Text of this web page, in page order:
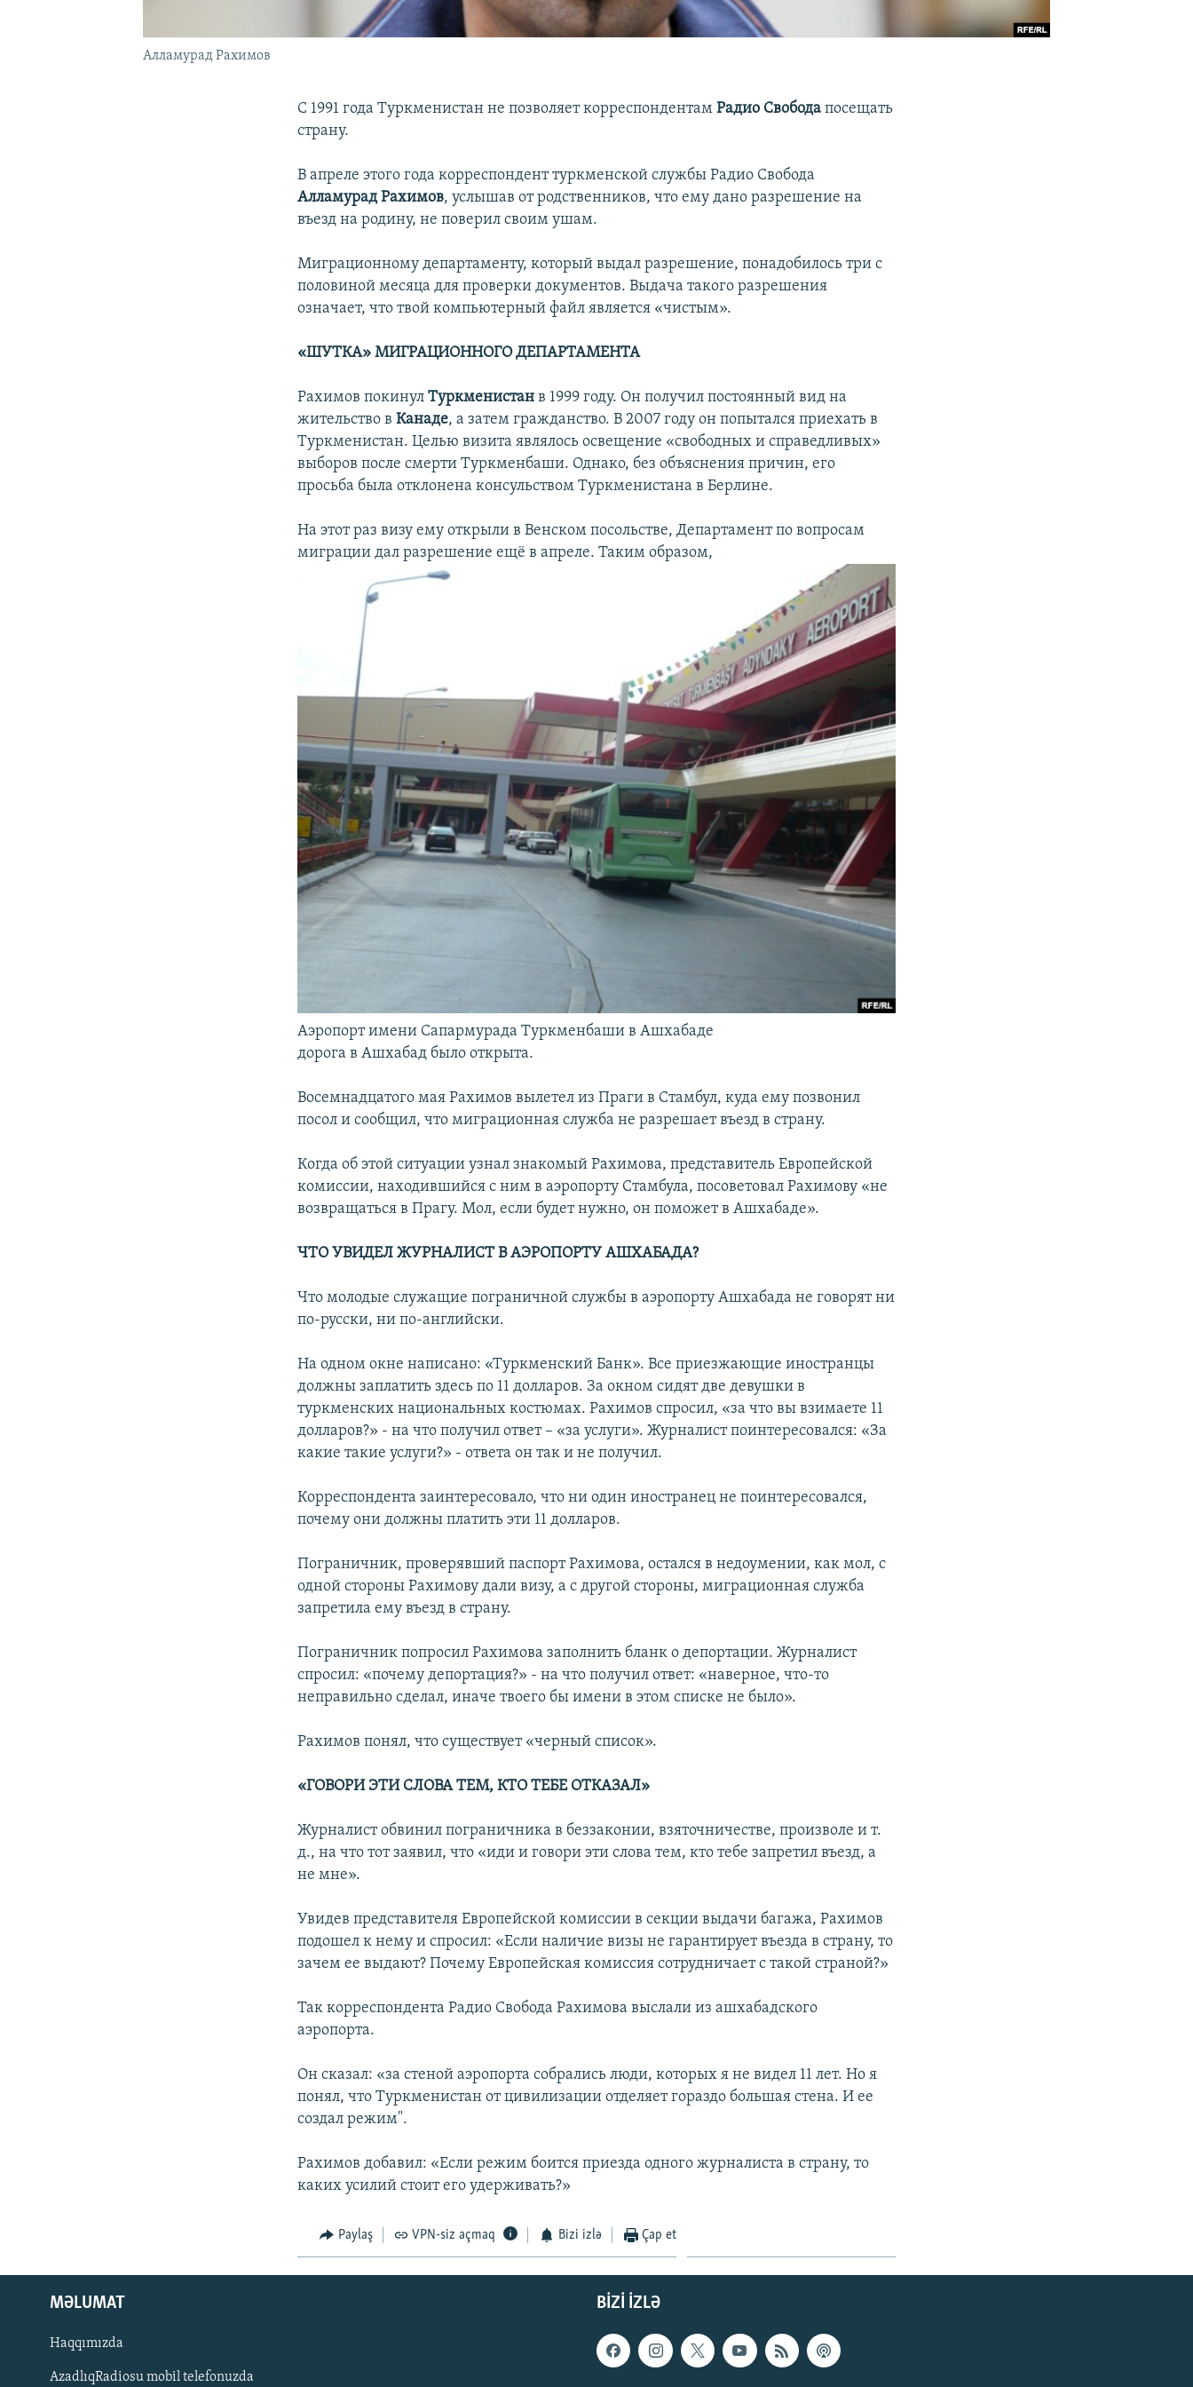
Алламурад Рахимов
С 1991 года Туркменистан не позволяет корреспондентамРадио Свобода посещать
страну.
В апреле этого года корреспондент туркменской службы Радио Свобода
Алламурад Рахимов, услышав от родственников, что ему дано разрешение на
въезд на родину, не поверил своим ушам.
Миграционному департаменту, который выдал разрешение, понадобилось три с
половиной месяца для проверки документов. Выдача такого разрешения
означает, что твой компьютерный файл является «чистым».
«ШУТКА» МИГРАЦИОННОГО ДЕПАРТАМЕНТА
Рахимов покинулТуркменистанв 1999 году. Он получил постоянный вид на
жительство вКанаде, а затем гражданство. В 2007 году он попытался приехать в
Туркменистан. Целью визита являлось освещение «свободных и справедливых»
выборов после смерти Туркменбаши. Однако, без объяснения причин, его
просьба была отклонена консульством Туркменистана в Берлине.
На этот раз визу ему открыли в Венском посольстве, Департамент по вопросам
миграции дал разрешение ещё в апреле. Таким образом,
Аэропорт имени Сапармурада Туркменбаши в Ашхабаде
дорога в Ашхабад было открыта.
Восемнадцатого мая Рахимов вылетел из Праги в Стамбул, куда ему позвонил
посол и сообщил, что миграционная служба не разрешает въезд в страну.
Когда об этой ситуации узнал знакомый Рахимова, представитель Европейской
комиссии, находившийся с ним в аэропорту Стамбула, посоветовал Рахимову «не
возвращаться в Прагу. Мол, если будет нужно, он поможет в Ашхабаде».
ЧТО УВИДЕЛ ЖУРНАЛИСТ В АЭРОПОРТУ АШХАБАДА?
Что молодые служащие пограничной службы в аэропорту Ашхабада не говорят ни
по-русски, ни по-английски.
На одном окне написано: «Туркменский Банк». Все приезжающие иностранцы
должны заплатить здесь по 11 долларов. За окном сидят две девушки в
туркменских национальных костюмах. Рахимов спросил, «за что вы взимаете 11
долларов?» - на что получил ответ – «за услуги». Журналист поинтересовался: «За
какие такие услуги?» - ответа он так и не получил.
Корреспондента заинтересовало, что ни один иностранец не поинтересовался,
почему они должны платить эти 11 долларов.
Пограничник, проверявший паспорт Рахимова, остался в недоумении, как мол, с
одной стороны Рахимову дали визу, а с другой стороны, миграционная служба
запретила ему въезд в страну.
Пограничник попросил Рахимова заполнить бланк о депортации. Журналист
спросил: «почему депортация?» - на что получил ответ: «наверное, что-то
неправильно сделал, иначе твоего бы имени в этом списке не было».
Рахимов понял, что существует «черный список».
«ГОВОРИ ЭТИ СЛОВА ТЕМ, КТО ТЕБЕ ОТКАЗАЛ»
Журналист обвинил пограничника в беззаконии, взяточничестве, произволе и т.
д., на что тот заявил, что «иди и говори эти слова тем, кто тебе запретил въезд, а
не мне».
Увидев представителя Европейской комиссии в секции выдачи багажа, Рахимов
подошел к нему и спросил: «Если наличие визы не гарантирует въезда в страну, то
зачем ее выдают? Почему Европейская комиссия сотрудничает с такой страной?»
Так корреспондента Радио Свобода Рахимова выслали из ашхабадского
аэропорта.
Он сказал: «за стеной аэропорта собрались люди, которых я не видел 11 лет. Но я
понял, что Туркменистан от цивилизации отделяет гораздо большая стена. И ее
создал режим".
Рахимов добавил: «Если режим боится приезда одного журналиста в страну, то
каких усилий стоит его удерживать?»
Paylaş VPN-siz açmaq Bizi izlə Çap et
BIZI IZLƏ
MƏLUMAT
Haqqımızda
AzadlıqRadiosu mobil telefonuzda